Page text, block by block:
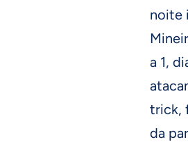
noite
a 1,
trick,
da